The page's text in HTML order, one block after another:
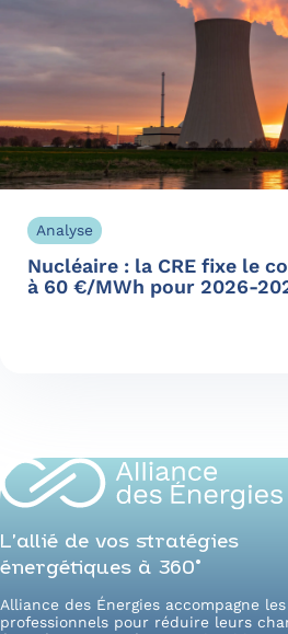
Analyse
Nucléaire : la CRE fixe le
à 60 €/MWh pour 2026-
L’allié de vos stratégies
énergétiques à 360°
Alliance des Énergies accompagne les
professionnels pour réduire leurs